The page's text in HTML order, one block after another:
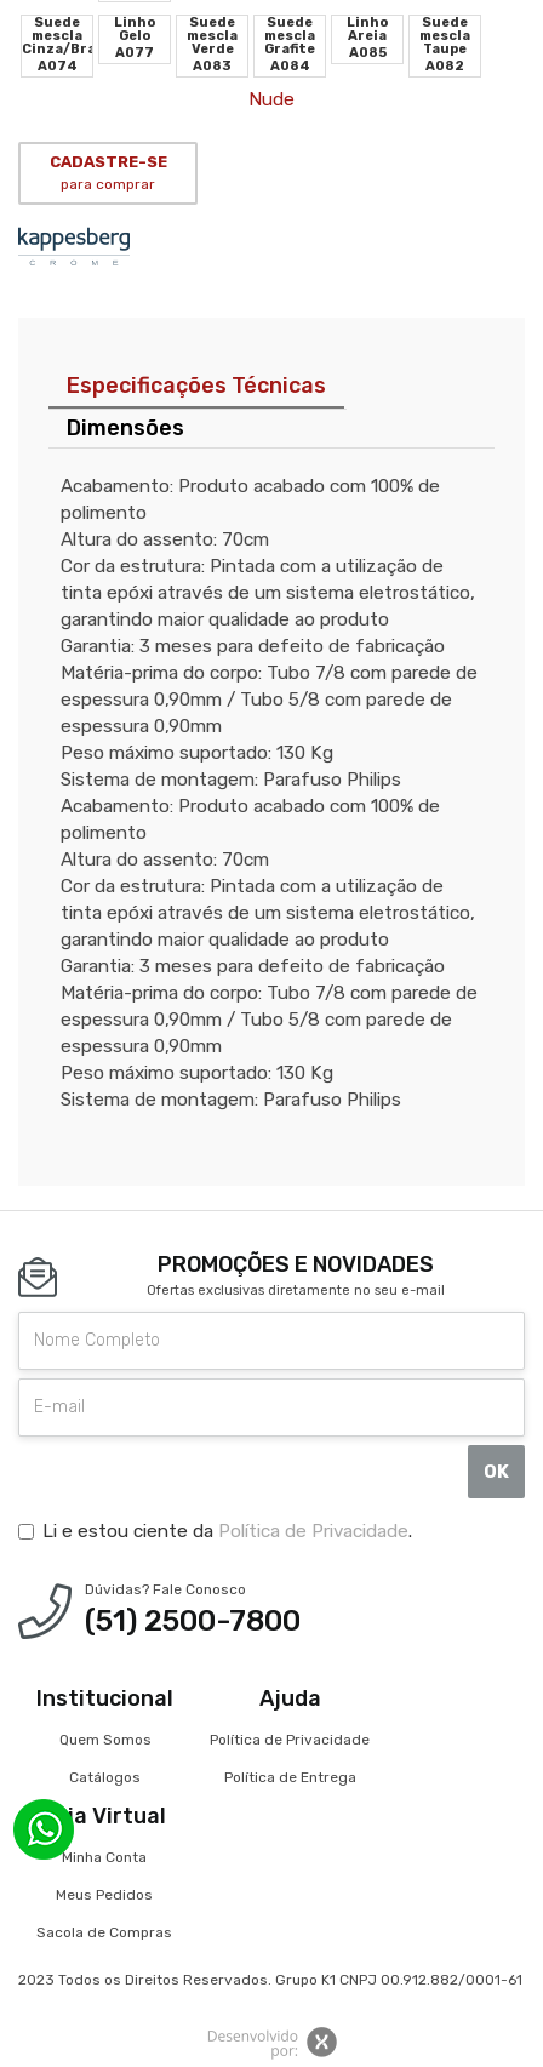
Suede
mescla
Cinza/Branco
A074
Linho
Gelo
A077
Suede
mescla
Verde
A083
Suede
mescla
Grafite
A084
Linho
Areia
A085
Suede
mescla
Taupe
A082
Nude
CADASTRE-SE
para comprar
Especificações Técnicas
Dimensões
Acabamento: Produto acabado com 100% de
polimento
Altura do assento: 70cm
Cor da estrutura: Pintada com a utilização de
tinta epóxi através de um sistema eletrostático,
garantindo maior qualidade ao produto
Garantia: 3 meses para defeito de fabricação
Matéria-prima do corpo: Tubo 7/8 com parede de
espessura 0,90mm / Tubo 5/8 com parede de
espessura 0,90mm
Peso máximo suportado: 130 Kg
Sistema de montagem: Parafuso Philips
Acabamento: Produto acabado com 100% de
polimento
Altura do assento: 70cm
Cor da estrutura: Pintada com a utilização de
tinta epóxi através de um sistema eletrostático,
garantindo maior qualidade ao produto
Garantia: 3 meses para defeito de fabricação
Matéria-prima do corpo: Tubo 7/8 com parede de
espessura 0,90mm / Tubo 5/8 com parede de
espessura 0,90mm
Peso máximo suportado: 130 Kg
Sistema de montagem: Parafuso Philips
PROMOÇÕES E NOVIDADES
Ofertas exclusivas diretamente no seu e-mail
OK
Li e estou ciente da Política de Privacidade.
Dúvidas? Fale Conosco
(51) 2500-7800
Institucional
Quem Somos
Catálogos
Ajuda
Política de Privacidade
Política de Entrega
Loja Virtual
Minha Conta
Meus Pedidos
Sacola de Compras
2023 Todos os Direitos Reservados. Grupo K1 CNPJ 00.912.882/0001-61